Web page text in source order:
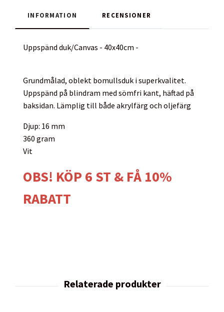
INFORMATION RECENSIONER
Uppspänd duk/Canvas - 40x40cm -
Grundmålad, oblekt bomullsduk i superkvalitet.
Uppspänd på blindram med sömfri kant, häftad på
baksidan. Lämplig till både akrylfärg och oljefärg
Djup: 16 mm
360 gram
Vit
OBS! KÖP 6 ST & FÅ 10%
RABATT